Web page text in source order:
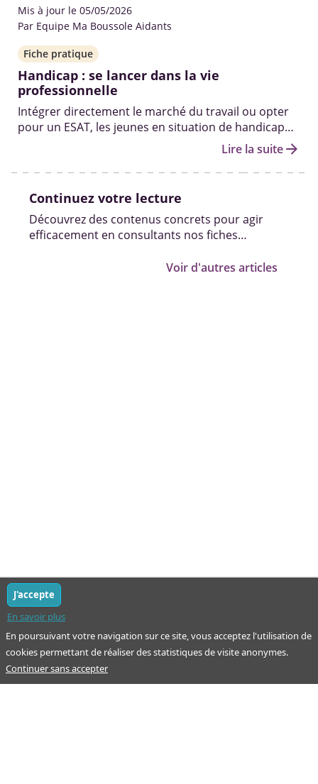
Mis à jour le 05/05/2026
Par Equipe Ma Boussole Aidants
Fiche pratique
Handicap : se lancer dans la vie
professionnelle
Intégrer directement le marché du travail ou opter
pour un ESAT, les jeunes en situation de handicap
peuvent compter sur plusieurs dispositifs
d’accompagnement pour réussir leur insertion.
Lire la suitearrow_forward
Continuez votre lecture
Découvrez des contenus concrets pour agir
efficacement en consultants nos fiches
Voir d'autres articles
En poursuivant votre navigation sur ce site, vous acceptez l'utilisation de
cookies permettant de réaliser des statistiques de visite anonymes.
En savoir plus
J'accepte
Continuer sans accepter